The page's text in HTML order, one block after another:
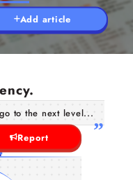
Add article
to the next level...
Report